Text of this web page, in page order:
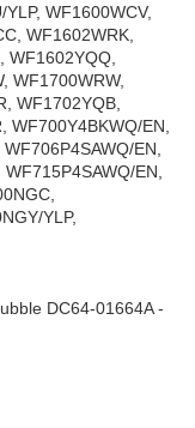
WF1600WCV,
WF1602WRK,
WF1602YQQ,
WF1700WRW,
WF1702YQB,
EN,
EN,
EN,
YLP,
DC64-01664A -